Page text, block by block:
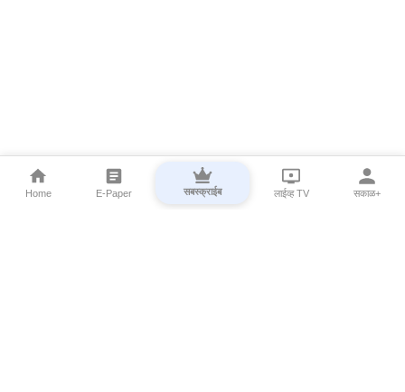
Home E-Paper सबस्क्राईब लाईव्ह TV सकाळ+